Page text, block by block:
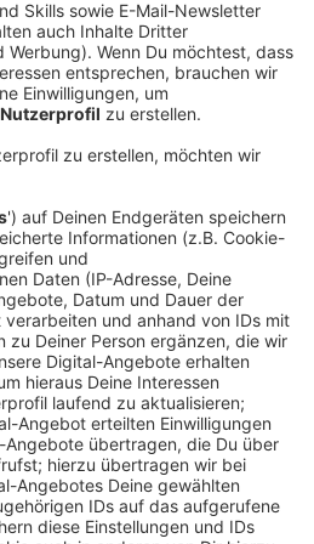
zum ersten Mal seit einigen
ist auch die Zahl der
kämpfen haben - zum Beispiel
Beim Pflanzen neuer
Baumarten, die mit den
zurecht kommen. Auch
Stadtverwaltung wieder
Unter anderem sollen
gepflanzt werden. Außerdem
Grünanlagen, auf Friedhöfen